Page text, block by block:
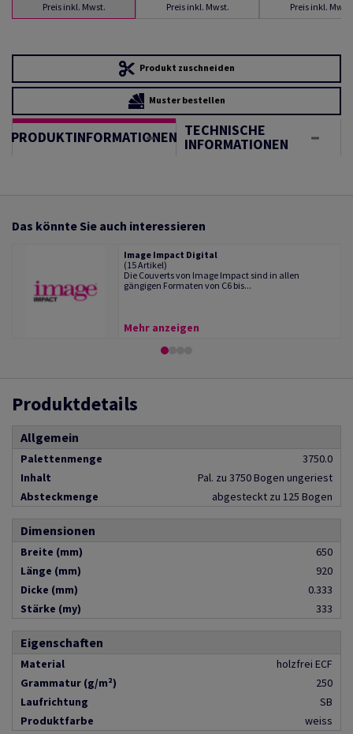
Preis inkl. Mwst.
Preis inkl. Mwst.
Preis inkl. Mwst.
Produkt zuschneiden
Muster bestellen
PRODUKTINFORMATIONEN TECHNISCHE
INFORMATIONEN
Das könnte Sie auch interessieren
Image Impact Digital
(15 Artikel)
Die Couverts von Image Impact sind in allen
gängigen Formaten von C6 bis...
Mehr anzeigen
Produktdetails
Allgemein
Palettenmenge
3750.0
Inhalt
Pal. zu 3750 Bogen ungeriest
Absteckmenge
abgesteckt zu 125 Bogen
Dimensionen
Breite (mm)
650
Länge (mm)
920
Dicke (mm)
0.333
Stärke (my)
333
Eigenschaften
Material
holzfrei ECF
Grammatur (g/m²)
250
Laufrichtung
SB
Produktfarbe
weiss